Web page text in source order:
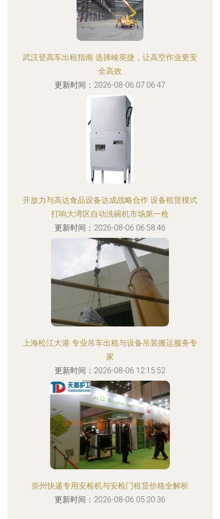
武汉登高车出租指南 选择峻英捷，让高空作业更安
全高效
更新时间：2026-08-06 07:06:47
开放力与高达食品设备达成战略合作 设备租赁模式
打响大湾区自动洗碗机市场第一枪
更新时间：2026-08-06 06:58:46
上海松江大港 专业吊车出租与设备吊装搬运服务专
家
更新时间：2026-08-06 12:15:52
崇州快递专用安检机与安检门租赁价格全解析
更新时间：2026-08-06 05:20:36